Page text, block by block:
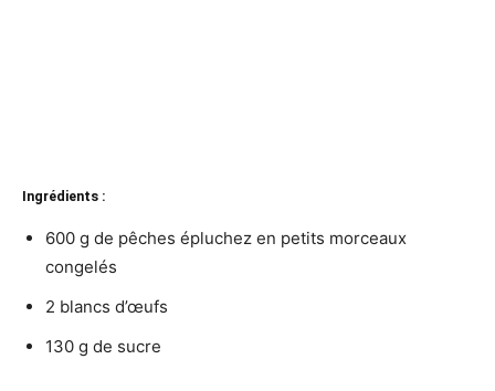
Ingrédients :
600 g de pêches épluchez en petits morceaux
congelés
2 blancs d’œufs
130 g de sucre